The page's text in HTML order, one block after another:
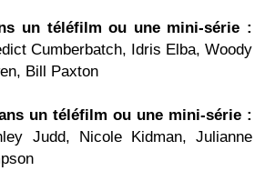
un téléfilm ou une mini-série :
Cumberbatch, Idris Elba, Woody
Bill Paxton
un téléfilm ou une mini-série :
Judd, Nicole Kidman, Julianne